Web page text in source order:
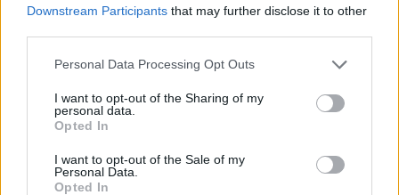
Downstream Participants that may further disclose it to other
Please note that this website/app uses one or more Google
not limited to your visit or usage behaviour. You may click to
grant or deny consent to Google and its third-party tags to
use your data for below specified purposes in below Google
consent section.
Personal Data Processing Opt Outs
I want to opt-out of the Sharing of my
personal data.
Opted In
I want to opt-out of the Sale of my
Personal Data.
Opted In
opportunità. Molti conti di risparmio online offrono tassi
di interesse superiori allo 0,1% APY di Long
Game. Potresti trovare tassi fino all’1% APY come farai
Chime
A seconda di quanto devi mettere nei tuoi risparmi,
potresti guadagnare di più da un conto con un tasso di
interesse più alto rispetto ai giochi nell’app Long Game.